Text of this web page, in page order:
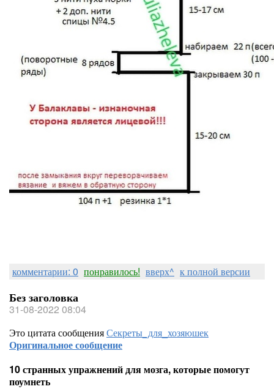
комментарии: 0 понравилось! вверх^ к полной версии
Без заголовка
31-08-2022 08:04
Это цитата сообщенияСекреты_для_хозяюшек
Оригинальное сообщение
10 странных упражнений для мозга, которые помогут
поумнеть